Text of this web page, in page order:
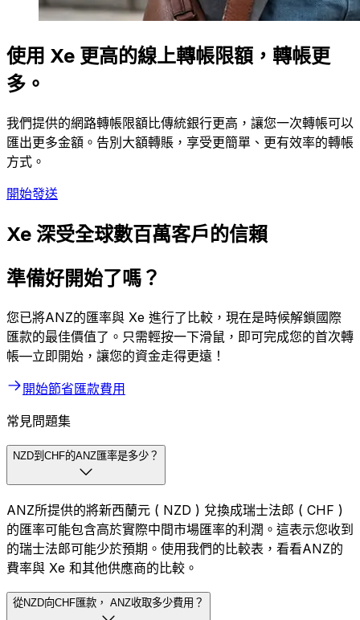
使用 Xe 更高的線上轉帳限額，轉帳更
多。
我們提供的網路轉帳限額比傳統銀行更高，讓您一次轉帳可以
匯出更多金額。告別大額轉賬，享受更簡單、更有效率的轉帳
方式。
開始發送
Xe 深受全球數百萬客戶的信賴
準備好開始了嗎？
您已將ANZ的匯率與 Xe 進行了比較，現在是時候解鎖國際
匯款的最佳價值了。只需輕按一下滑鼠，即可完成您的首次轉
帳—立即開始，讓您的資金走得更遠！
開始節省匯款費用
常見問題集
NZD到CHF的ANZ匯率是多少？
ANZ所提供的將新西蘭元 ( NZD ) 兌換成瑞士法郎 ( CHF )
的匯率可能包含高於實際中間市場匯率的利潤。這表示您收到
的瑞士法郎可能少於預期。使用我們的比較表，看看ANZ的
費率與 Xe 和其他供應商的比較。
從NZD向CHF匯款， ANZ收取多少費用？